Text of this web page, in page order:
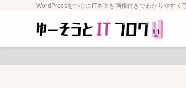
WordPressを中心にITネタを画像付きでわかりやすく